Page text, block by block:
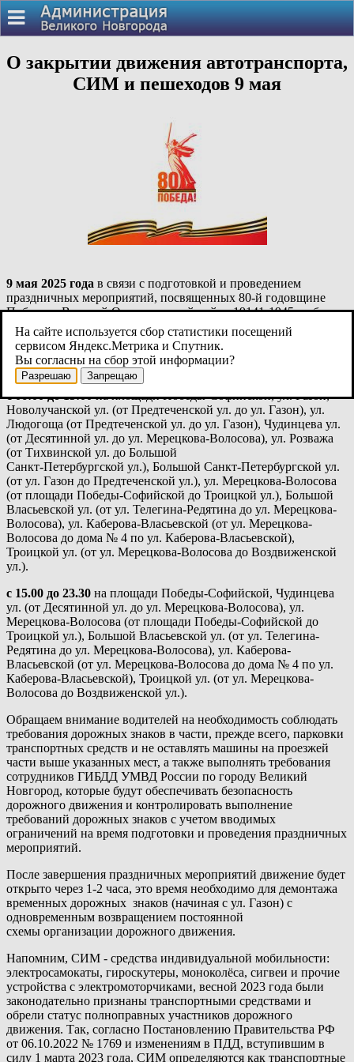
О закрытии движения автотранспорта,
СИМ и пешеходов 9 мая
9 мая 2025 года в связи с подготовкой и проведением
праздничных мероприятий, посвященных 80-й годовщине
Победы в Великой Отечественной войне 19141-1945гг., будет
закрыто движение транспортных средств, в т.ч.
средств индивидуальной мобильности (СИМ), и пешеходов в
соответствии с временной схемой организации дорожного
движения:
с 06:00 до 15:00на площади Победы-Софийской, ул. Газон,
Новолучанской ул. (от Предтеченской ул. до ул. Газон), ул.
Людогоща (от Предтеченской ул. до ул. Газон), Чудинцева ул.
(от Десятинной ул. до ул. Мерецкова-Волосова), ул. Розважа
(от Тихвинской ул. до Большой
Санкт-Петербургской ул.), Большой Санкт-Петербургской ул.
(от ул. Газон до Предтеченской ул.), ул. Мерецкова-Волосова
(от площади Победы-Софийской до Троицкой ул.), Большой
Власьевской ул. (от ул. Телегина-Редятина до ул. Мерецкова-
Волосова), ул. Каберова-Власьевской (от ул. Мерецкова-
Волосова до дома № 4 по ул. Каберова-Власьевской),
Троицкой ул. (от ул. Мерецкова-Волосова до Воздвиженской
ул.).
с 15.00 до 23.30 на площади Победы-Софийской, Чудинцева
ул. (от Десятинной ул. до ул. Мерецкова-Волосова), ул.
Мерецкова-Волосова (от площади Победы-Софийской до
Троицкой ул.), Большой Власьевской ул. (от ул. Телегина-
Редятина до ул. Мерецкова-Волосова), ул. Каберова-
Власьевской (от ул. Мерецкова-Волосова до дома № 4 по ул.
Каберова-Власьевской), Троицкой ул. (от ул. Мерецкова-
Волосова до Воздвиженской ул.).
Обращаем внимание водителей на необходимость соблюдать
требования дорожных знаков в части, прежде всего, парковки
транспортных средств и не оставлять машины на проезжей
части выше указанных мест, а также выполнять требования
сотрудников ГИБДД УМВД России по городу Великий
Новгород, которые будут обеспечивать безопасность
дорожного движения и контролировать выполнение
требований дорожных знаков с учетом вводимых
ограничений на время подготовки и проведения праздничных
мероприятий.
После завершения праздничных мероприятий движение будет
открыто через 1-2 часа, это время необходимо для демонтажа
временных дорожных знаков (начиная с ул. Газон) с
одновременным возвращением постоянной
схемы организации дорожного движения.
Напомним, СИМ - средства индивидуальной мобильности:
электросамокаты, гироскутеры, моноколёса, сигвеи и прочие
устройства с электромоторчиками, весной 2023 года были
законодательно признаны транспортными средствами и
обрели статус полноправных участников дорожного
движения. Так, согласно Постановлению Правительства РФ
от 06.10.2022 № 1769 и изменениям в ПДД, вступившим в
силу 1 марта 2023 года, СИМ определяются как транспортные
На сайте используется сбор статистики посещений
сервисом Яндекс.Метрика и Спутник.
Вы согласны на сбор этой информации?
Разрешаю Запрещаю